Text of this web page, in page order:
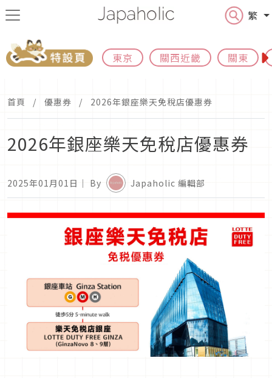
繁
東京 關西近畿 關東
首頁 優惠券 2026年銀座樂天免稅店優惠券
2026年銀座樂天免稅店優惠券
2025年01月01日 ｜ By Japaholic 編輯部